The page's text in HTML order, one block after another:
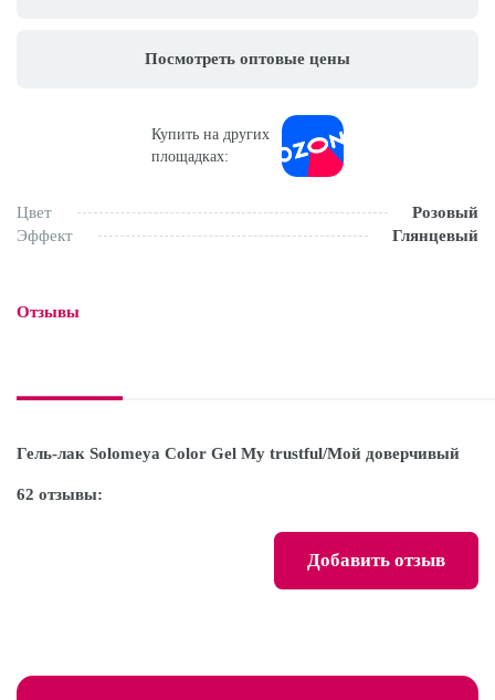
Посмотреть оптовые цены
Купить на других
площадках:
Цвет
Розовый
Эффект
Глянцевый
Отзывы
Гель-лак Solomeya Color Gel My trustful/Мой доверчивый
62 отзывы:
Добавить отзыв